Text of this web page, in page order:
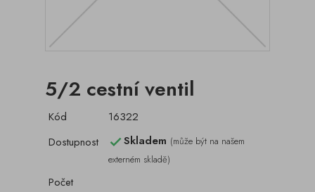
5/2 cestní ventil
Kód
16322
Dostupnost
Skladem (může být na našem
externém skladě)
Počet